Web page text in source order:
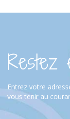
Restez
Entrez votre
vous tenir au